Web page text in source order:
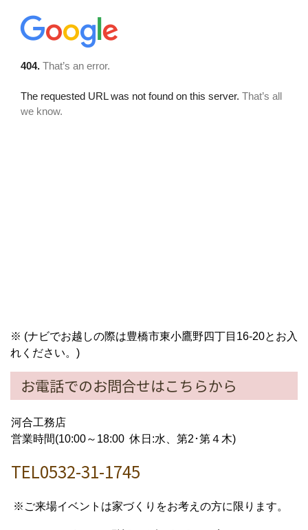
※ (ナビでお越しの際は豊橋市東小鷹野四丁目16-20とお入
れください。)
お電話でのお問合せはこちらから
河合工務店
営業時間(10:00～18:00 休日:水、第2･第４木)
TEL0532-31-1745
※ご来場イベントは家づくりをお考えの方に限ります。